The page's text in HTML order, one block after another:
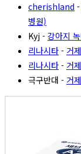
cherishland -
병원)
Kyj - 강아지
리나시타 - 거
리나시타 - 거
극구반대 - 거